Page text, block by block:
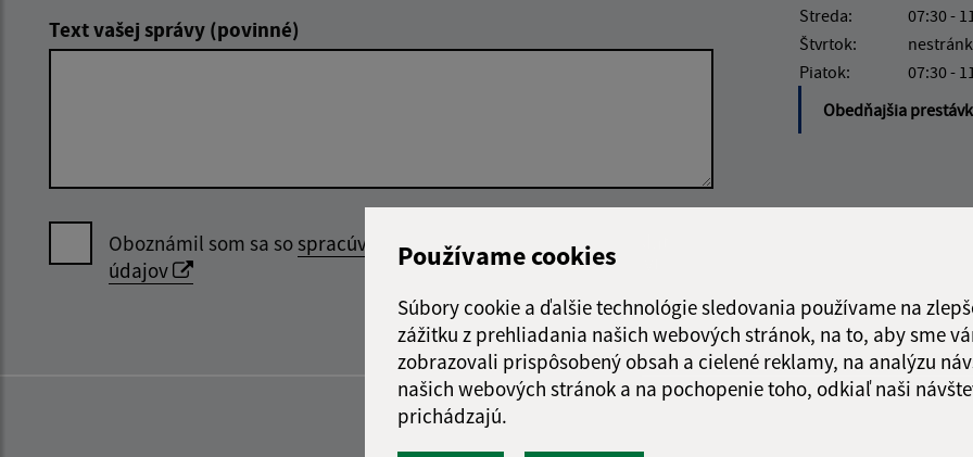
Používame cookies
Súbory cookie a ďalšie technológie sledovania používame na
zážitku z prehliadania našich webových stránok, na to, aby sme
zobrazovali prispôsobený obsah a cielené reklamy, na analýzu
našich webových stránok a na pochopenie toho, odkiaľ naši
prichádzajú.
Text vašej správy (povinné)
Oboznámil som sa sospracúvaním osobných
údajov
správu
Streda:
07:30 -
Štvrtok:
Piatok:
07:30 -
Obedňajšia